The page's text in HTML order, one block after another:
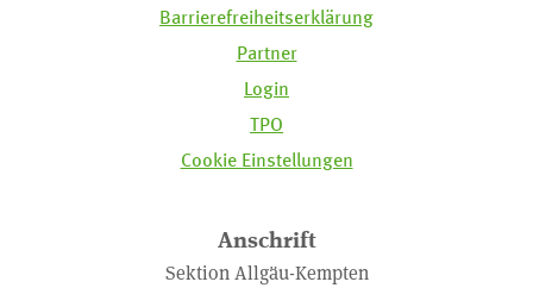
Barrierefreiheitserklärung
Partner
Login
TPO
Cookie Einstellungen
Anschrift
Sektion Allgäu-Kempten